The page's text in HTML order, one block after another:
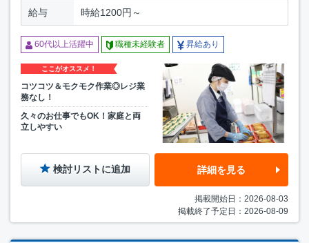
給与 時給1200円～
60代以上活躍中 職種未経験者 昇給あり
ここがオススメ！
コツコツ＆モクモク作業◎レジ業
務なし！
久々のお仕事でもOK！家庭と両
立しやすい
検討リストに追加 詳細を見る
掲載開始日：2026-08-03
掲載終了予定日：2026-08-09